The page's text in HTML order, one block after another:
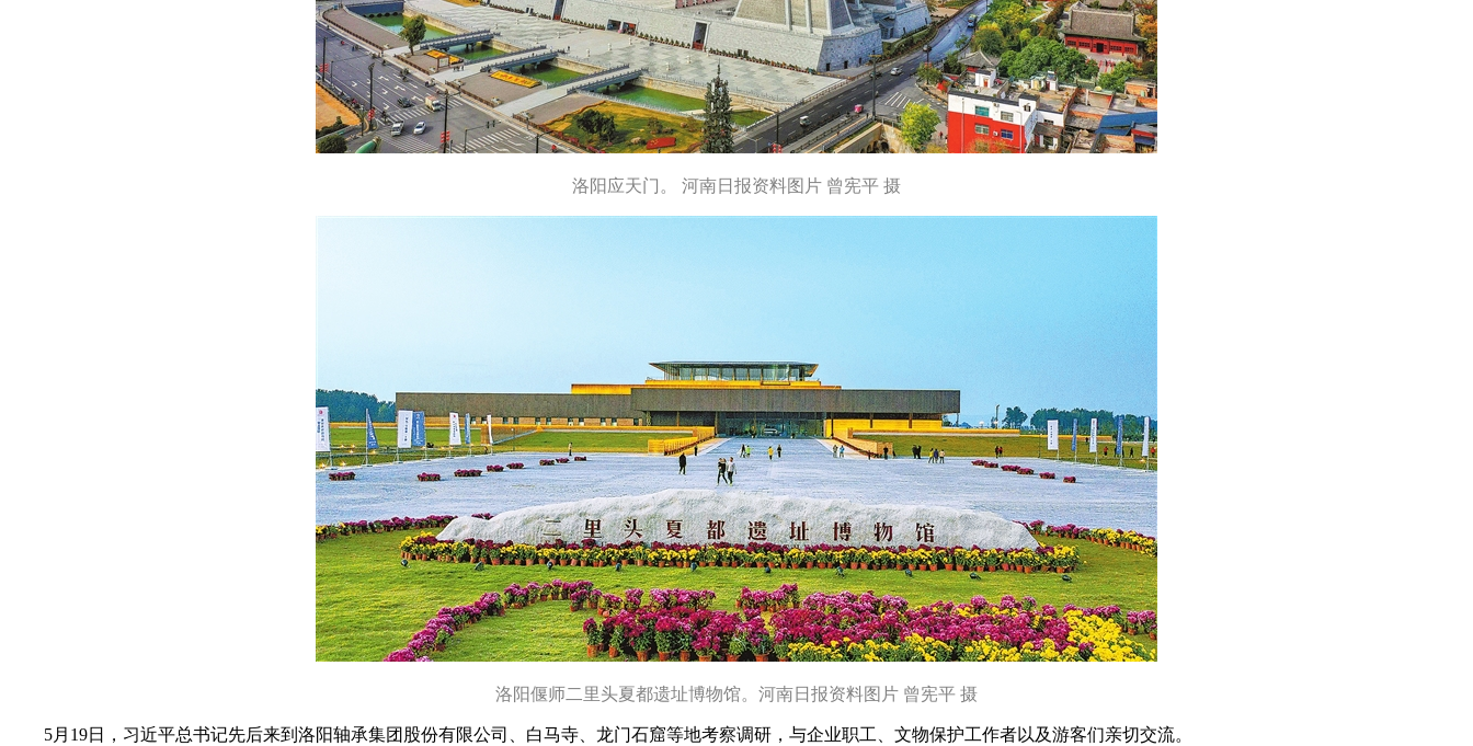
洛阳应天门。 河南日报资料图片 曾宪平 摄
洛阳偃师二里头夏都遗址博物馆。河南日报资料图片 曾宪平 摄
5月19日，习近平总书记先后来到洛阳轴承集团股份有限公司、白马寺、龙门石窟等地考察调研，与企业职工、文物保护工作者以及游客们亲切交流。